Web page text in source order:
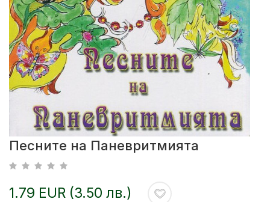
Песните на Паневритмията
1.79 EUR (3.50 лв.)